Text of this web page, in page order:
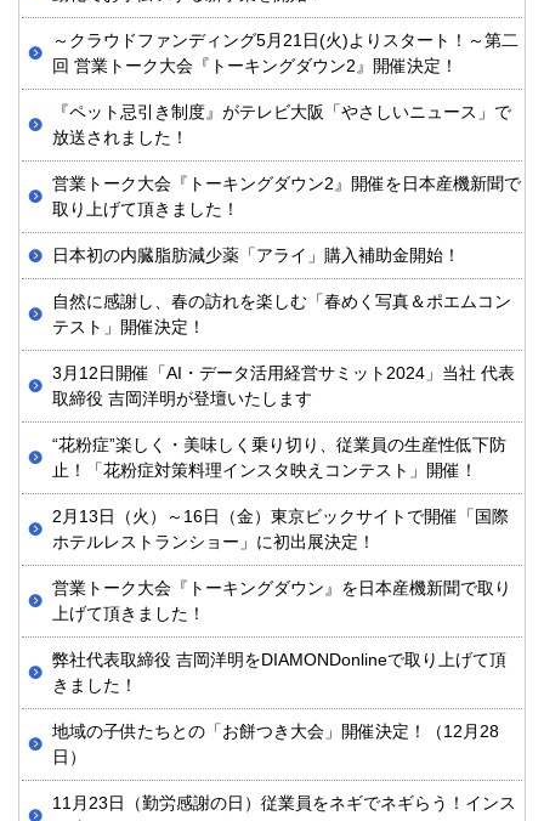
～クラウドファンディング5月21日(火)よりスタート！～第二
回 営業トーク大会『トーキングダウン2』開催決定！
『ペット忌引き制度』がテレビ大阪「やさしいニュース」で
放送されました！
営業トーク大会『トーキングダウン2』開催を日本産機新聞で
取り上げて頂きました！
日本初の内臓脂肪減少薬「アライ」購入補助金開始！
自然に感謝し、春の訪れを楽しむ「春めく写真＆ポエムコン
テスト」開催決定！
3月12日開催「AI・データ活用経営サミット2024」当社 代表
取締役 吉岡洋明が登壇いたします
“花粉症”楽しく・美味しく乗り切り、従業員の生産性低下防
止！「花粉症対策料理インスタ映えコンテスト」開催！
2月13日（火）～16日（金）東京ビックサイトで開催「国際
ホテルレストランショー」に初出展決定！
営業トーク大会『トーキングダウン』を日本産機新聞で取り
上げて頂きました！
弊社代表取締役 吉岡洋明をDIAMONDonlineで取り上げて頂
きました！
地域の子供たちとの「お餅つき大会」開催決定！（12月28
日）
11月23日（勤労感謝の日）従業員をネギでネギらう！インス